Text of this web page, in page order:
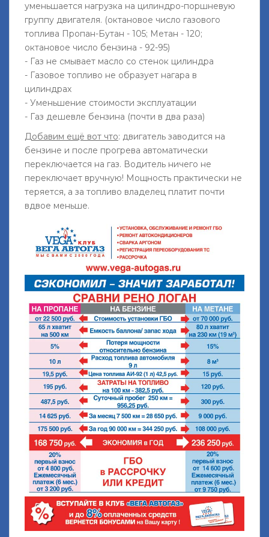
уменьшается нагрузка на цилиндро-поршневую
группу двигателя. (октановое число газового
топлива Пропан-Бутан - 105; Метан - 120;
октановое число бензина - 92-95)
- Газ не смывает масло со стенок цилиндра
- Газовое топливо не образует нагара в
цилиндрах
- Уменьшение стоимости эксплуатации
- Газ дешевле бензина (почти в два раза)
Добавим ещё вот что: двигатель заводится на
бензине и после прогрева автоматически
переключается на газ. Водитель ничего не
переключает вручную! Мощность практически не
теряется, а за топливо владелец платит почти
вдвое меньше.